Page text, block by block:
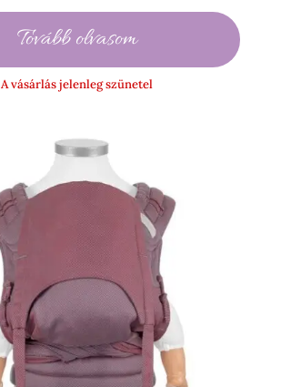
Tovább olvasom
A vásárlás jelenleg szünetel